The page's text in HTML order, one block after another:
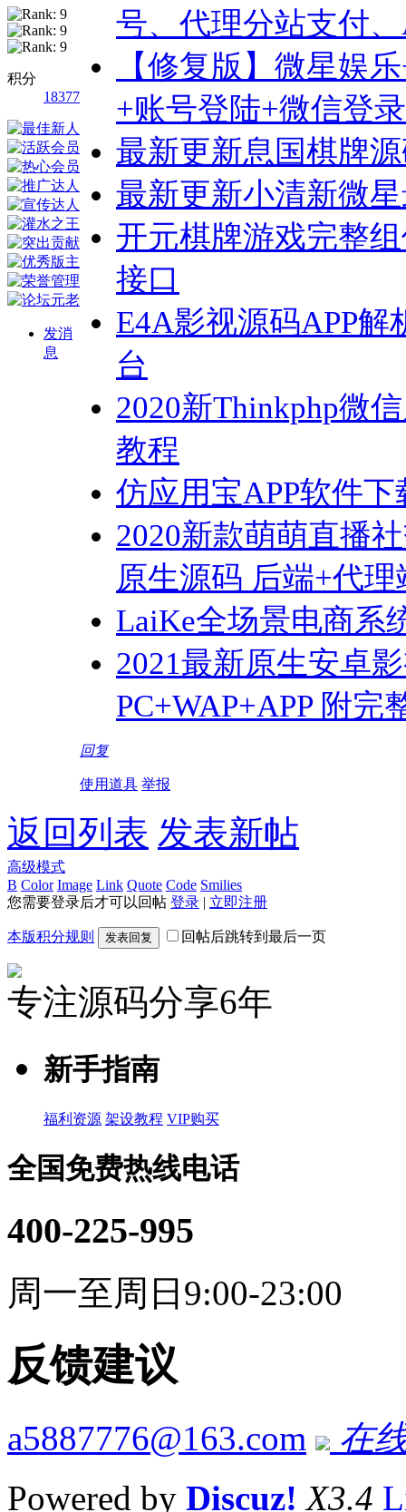
积分
18377
发消
息
号、代理分站支付
【修复版】微星娱
+账号登陆+微信登
最新更新息国棋牌
最新更新小清新微
开元棋牌游戏完整
接口
E4A影视源码APP
台
2020新Thinkphp微
教程
仿应用宝APP软件
2020新款萌萌直播
原生源码 后端+代理
LaiKe全场景电商系
2021最新原生安卓
PC+WAP+APP 附完
回复
使用道具 举报
返回列表 发表新帖
高级模式
B Color Image Link Quote Code Smilies
您需要登录后才可以回帖 登录 | 立即注册
本版积分规则 发表回复 回帖后跳转到最后一页
专注源码分享6年
新手指南
福利资源 架设教程 VIP购买
全国免费热线电话
400-225-995
周一至周日9:00-23:00
反馈建议
a5887776@163.com
在
Powered by Discuz! X3.4